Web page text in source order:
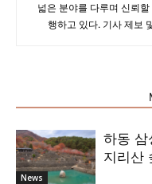
넓은 분야를 다루며 신뢰
행하고 있다. 기사 제보
News
하동
지리산